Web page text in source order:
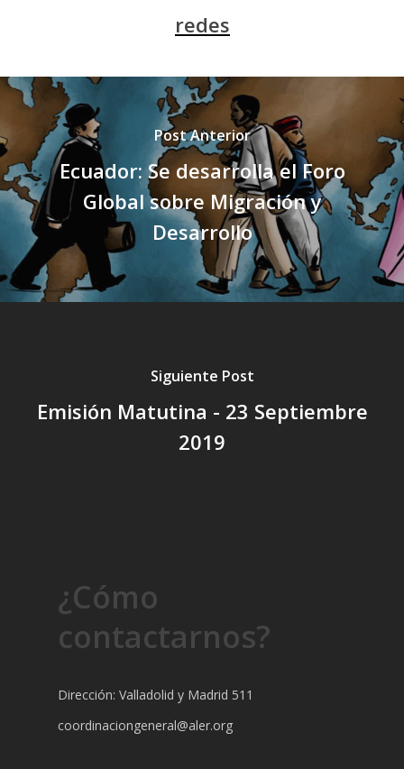
redes
Post Anterior
Ecuador: Se desarrolla el Foro
Global sobre Migración y
Desarrollo
Siguiente Post
Emisión Matutina - 23 Septiembre
2019
¿Cómo
contactarnos?
Dirección: Valladolid y Madrid 511
coordinaciongeneral@aler.org